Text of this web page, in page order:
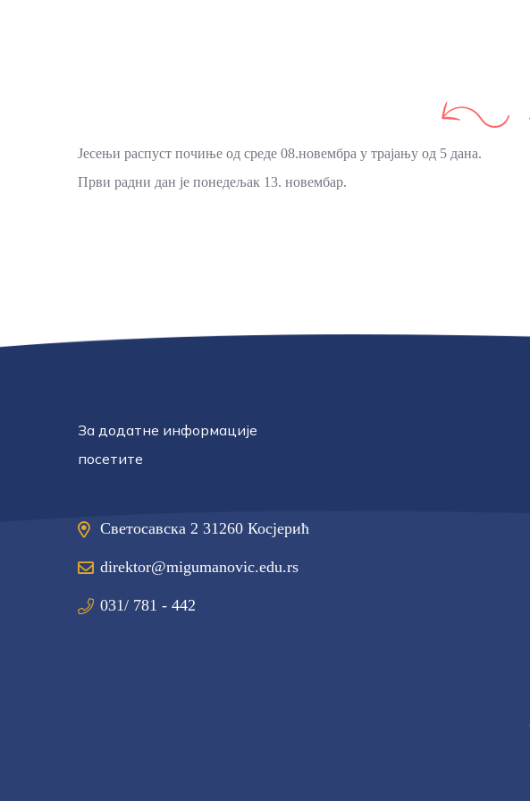
Јесењи распуст почиње од среде 08.новембра у трајању од 5 дана.
Први радни дан је понедељак 13. новембар.
За додатне информације
посетите
Светосавска 2 31260 Косјерић
direktor@migumanovic.edu.rs
031/ 781 - 442